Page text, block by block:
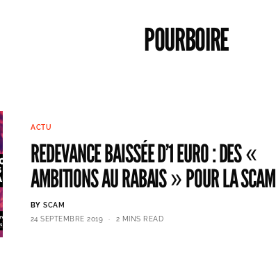
POURBOIRE
ACTU
REDEVANCE BAISSÉE D’1 EURO : DES «
AMBITIONS AU RABAIS » POUR LA SCAM
BY SCAM
24 SEPTEMBRE 2019
2 MINS READ